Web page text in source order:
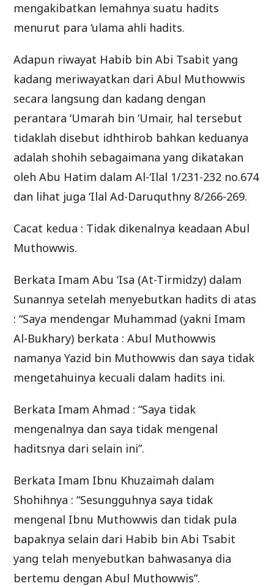
mengakibatkan lemahnya suatu hadits
menurut para ‘ulama ahli hadits.
Adapun riwayat Habib bin Abi Tsabit yang
kadang meriwayatkan dari Abul Muthowwis
secara langsung dan kadang dengan
perantara ‘Umarah bin ‘Umair, hal tersebut
tidaklah disebut idhthirob bahkan keduanya
adalah shohih sebagaimana yang dikatakan
oleh Abu Hatim dalam Al-‘Ilal 1/231-232 no.674
dan lihat juga ‘Ilal Ad-Daruquthny 8/266-269.
Cacat kedua : Tidak dikenalnya keadaan Abul
Muthowwis.
Berkata Imam Abu ‘Isa (At-Tirmidzy) dalam
Sunannya setelah menyebutkan hadits di atas
: “Saya mendengar Muhammad (yakni Imam
Al-Bukhary) berkata : Abul Muthowwis
namanya Yazid bin Muthowwis dan saya tidak
mengetahuinya kecuali dalam hadits ini.
Berkata Imam Ahmad : “Saya tidak
mengenalnya dan saya tidak mengenal
haditsnya dari selain ini”.
Berkata Imam Ibnu Khuzaimah dalam
Shohihnya : “Sesungguhnya saya tidak
mengenal Ibnu Muthowwis dan tidak pula
bapaknya selain dari Habib bin Abi Tsabit
yang telah menyebutkan bahwasanya dia
bertemu dengan Abul Muthowwis”.